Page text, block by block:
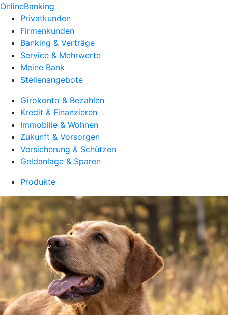
OnlineBanking
Privatkunden
Firmenkunden
Banking & Verträge
Service & Mehrwerte
Meine Bank
Stellenangebote
Girokonto & Bezahlen
Kredit & Finanzieren
Immobilie & Wohnen
Zukunft & Vorsorgen
Versicherung & Schützen
Geldanlage & Sparen
Produkte